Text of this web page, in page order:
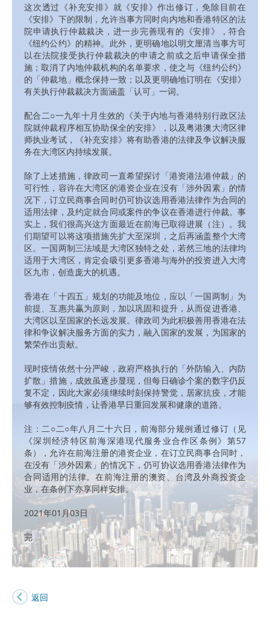
这次透过《补充安排》就《安排》作出修订，免除目前在
《安排》下的限制，允许当事方同时向内地和香港特区的法
院申请执行仲裁裁决，进一步完善现有的《安排》，符合
《纽约公约》的精神。此外，更明确地以明文厘清当事方可
以在法院接受执行仲裁裁决的申请之前或之后申请保全措
施；取消了内地仲裁机构的名单要求，使之与《纽约公约》
的「仲裁地」概念保持一致；以及更明确地订明在《安排》
有关执行仲裁裁决方面涵盖「认可」一词。
配合二○一九年十月生效的《关于内地与香港特别行政区法
院就仲裁程序相互协助保全的安排》，以及粤港澳大湾区律
师执业考试，《补充安排》将有助香港的法律及争议解决服
务在大湾区内持续发展。
除了上述措施，律政司一直希望探讨「港资港法港仲裁」的
可行性，容许在大湾区的港资企业在没有「涉外因素」的情
况下，订立民商事合同时仍可协议选用香港法律作为合同的
适用法律，及约定就合同或案件的争议在香港进行仲裁。事
实上，我们很高兴这方面最近在前海已取得进展（注）。我
们期望可以将这项措施先扩大至深圳，之后再涵盖整个大湾
区。一国两制三法域是大湾区独特之处，若然三地的法律均
适用于大湾区，肯定会吸引更多香港与海外的投资进入大湾
区九市，创造庞大的机遇。
香港在「十四五」规划的功能及地位，应以「一国两制」为
前提、互惠共赢为原则，加以巩固和提升，从而促进香港、
大湾区以至国家的长远发展。律政司为此积极善用香港在法
律和争议解决服务方面的实力，融入国家的发展，为国家的
繁荣作出贡献。
现时疫情依然十分严峻，政府严格执行的「外防输入、内防
扩散」措施，成效虽逐步显现，但每日确诊个案的数字仍反
复不定，因此大家必须继续时刻保持警觉，居家抗疫，才能
够有效控制疫情，让香港早日重回发展和健康的道路。
注：二○二○年八月二十六日，前海部分规例通过修订（见
《深圳经济特区前海深港现代服务业合作区条例》第57
条），允许在前海注册的港资企业，在订立民商事合同时，
在没有「涉外因素」的情况下，仍可协议选用香港法律作为
合同适用的法律。在前海注册的澳资、台湾及外商投资企
业，在条例下亦享同样安排。
2021年01月03日
完
返回